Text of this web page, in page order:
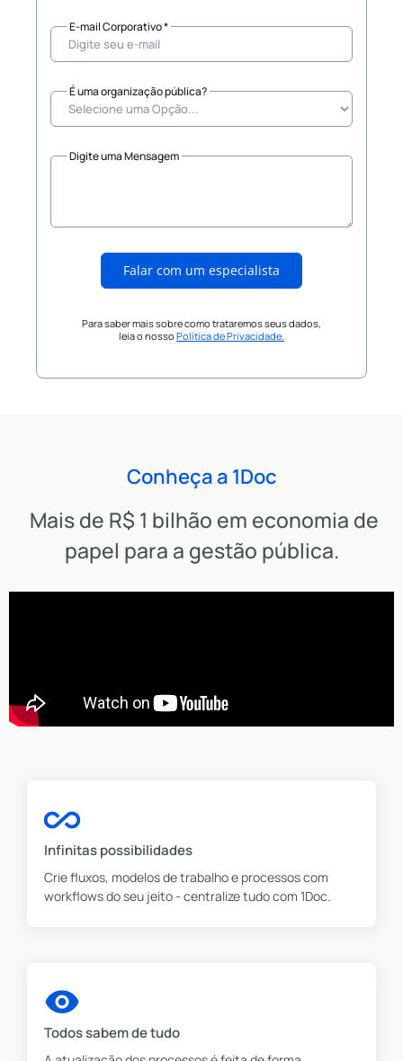
E-mail Corporativo *
É uma organização pública?
Digite uma Mensagem
Falar com um especialista
Para saber mais sobre como trataremos seus dados,
leia o nosso Política de Privacidade.
Conheça a 1Doc
Mais de R$ 1 bilhão em economia de
papel para a gestão pública.
Infinitas possibilidades
Crie fluxos, modelos de trabalho e processos com
workflows do seu jeito - centralize tudo com 1Doc.
Todos sabem de tudo